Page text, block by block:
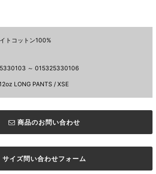
トコットン100%
～ 015325330106
LONG PANTS / XSE
商品のお問い合わせ
サイズ問い合わせフォーム